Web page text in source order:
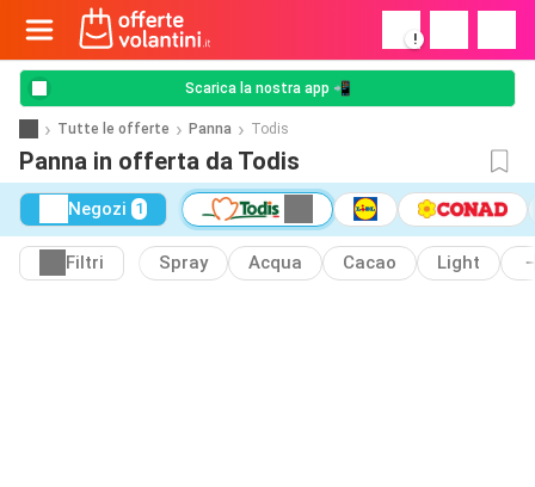
!
Scarica la nostra app 📲
Tutte le offerte Panna Todis
Panna in offerta da Todis
Negozi 1
Filtri Spray Acqua Cacao Light